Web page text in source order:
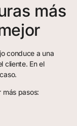
más
conduce a una
cliente. En el
más pasos: